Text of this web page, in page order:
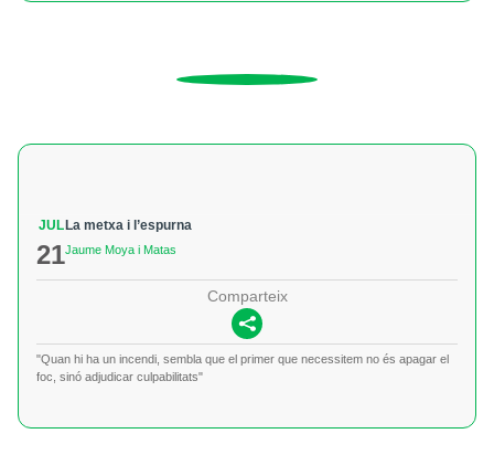
JUL
21
La metxa i l’espurna
Jaume Moya i Matas
Comparteix
"Quan hi ha un incendi, sembla que el primer que necessitem no és apagar el
foc, sinó adjudicar culpabilitats"